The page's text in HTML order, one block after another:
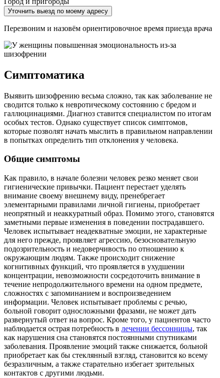
Уточнить выезд по моему адресу
Перезвоним и назовём ориентировочное время приезда врача
Симптоматика
Выявить шизофрению весьма сложно, так как заболевание не
сводится только к невротическому состоянию с бредом и
галлюцинациями. Диагноз ставится специалистом по итогам
особых тестов. Однако существует список симптомов,
которые позволят начать мыслить в правильном направлении
в попытках определить тип отклонения у человека.
Общие симптомы
Как правило, в начале болезни человек резко меняет свои
гигиенические привычки. Пациент перестает уделять
внимание своему внешнему виду, пренебрегает
элементарными правилами личной гигиены, приобретает
неопрятный и неаккуратный образ. Помимо этого, становятся
заметными первые изменения в поведении пострадавшего.
Человек испытывает неадекватные эмоции, не характерные
для него прежде, проявляет агрессию, безосновательную
подозрительность и недоверчивость по отношению к
окружающим людям. Также происходит снижение
когнитивных функций, что проявляется в ухудшении
концентрации, невозможности сосредоточить внимание в
течение непродолжительного времени на одном предмете,
сложностях с запоминанием и воспроизведением
информации. Человек испытывает проблемы с речью,
больной говорит односложными фразами, не может дать
развернутый ответ на вопрос. Кроме того, у пациентов часто
наблюдается острая потребность в лечении бессонницы, так
как нарушения сна становятся постоянными спутниками
заболевания. Проявление эмоций также снижается, больной
приобретает как бы стеклянный взгляд, становится ко всему
безразличным, а также старательно избегает зрительных
контактов с другими людьми.